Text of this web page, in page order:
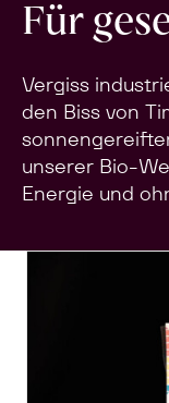
Für
Vergiss
den Biss von
unserer Bio-
Energie und